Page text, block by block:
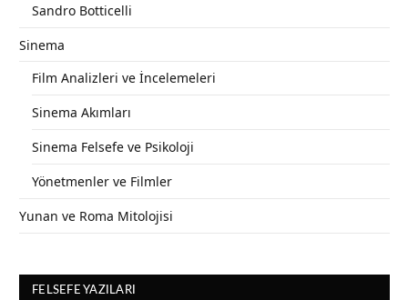
Sandro Botticelli
Sinema
Film Analizleri ve İncelemeleri
Sinema Akımları
Sinema Felsefe ve Psikoloji
Yönetmenler ve Filmler
Yunan ve Roma Mitolojisi
FELSEFE YAZILARI